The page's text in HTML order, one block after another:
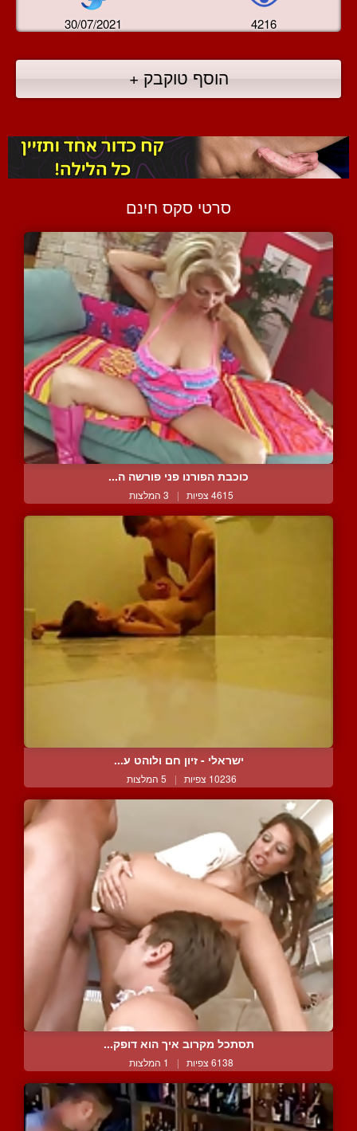
30/07/2021 4216
הוסף טוקבק +
סרטי סקס חינם
כוכבת הפורנו פני פורשה ה...
4615 צפיות | 3 המלצות
ישראלי - זיון חם ולוהט ע...
10236 צפיות | 5 המלצות
תסתכל מקרוב איך הוא דופק...
6138 צפיות | 1 המלצות